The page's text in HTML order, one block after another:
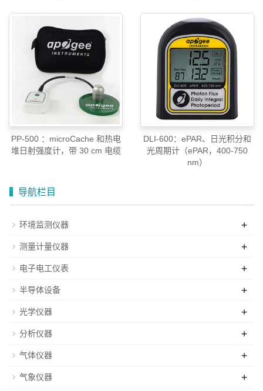
PP-500 ：microCache 和热电
堆日射强度计，带 30 cm 电缆
DLI-600：ePAR、日光积分和
光周期计（ePAR，400-750
nm）
导航栏目
环境监测仪器 +
测量计量仪器 +
电子电工仪表 +
半导体设备 +
光学仪器 +
分析仪器 +
气体仪器 +
气象仪器 +